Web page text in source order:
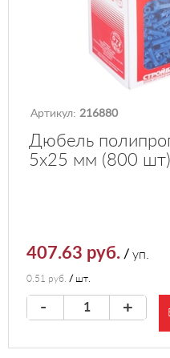
Артикул:216880
Дюбель
5х25 мм (800 шт)
407.63 руб. /уп.
0.51 руб. / шт.
- +